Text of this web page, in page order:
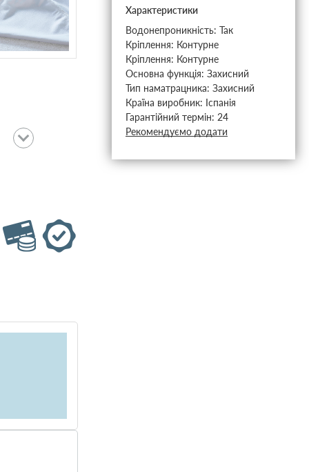
Характеристики
Водонепроникність: Так
Кріплення: Контурне
Кріплення: Контурне
Основна функція: Захисний
Тип наматрацника: Захисний
Країна виробник: Іспанія
Гарантійний термін: 24
Рекомендуємо додати